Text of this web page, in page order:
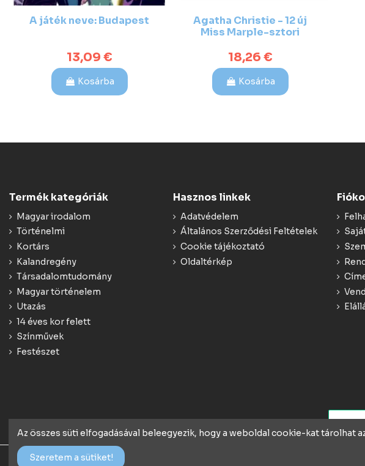
A játék neve: Budapest
13,09 €
Kosárba
Agatha Christie - 12 új
Miss Marple-sztori
18,26 €
Kosárba
Termék kategóriák
Magyar irodalom
Történelmi
Kortárs
Kalandregény
Társadalomtudomány
Magyar történelem
Utazás
14 éves kor felett
Színművek
Festészet
Hasznos linkek
Adatvédelem
Általános Szerződési Feltételek
Cookie tájékoztató
Oldaltérkép
© 2018 Minden jog fenntartva - konyv.de | Webáruház rendszerek ❤️-vel és
Az összes süti elfogadásával beleegyezik, hogy a weboldal cookie-kat tárolhat
Szeretem a sütiket!